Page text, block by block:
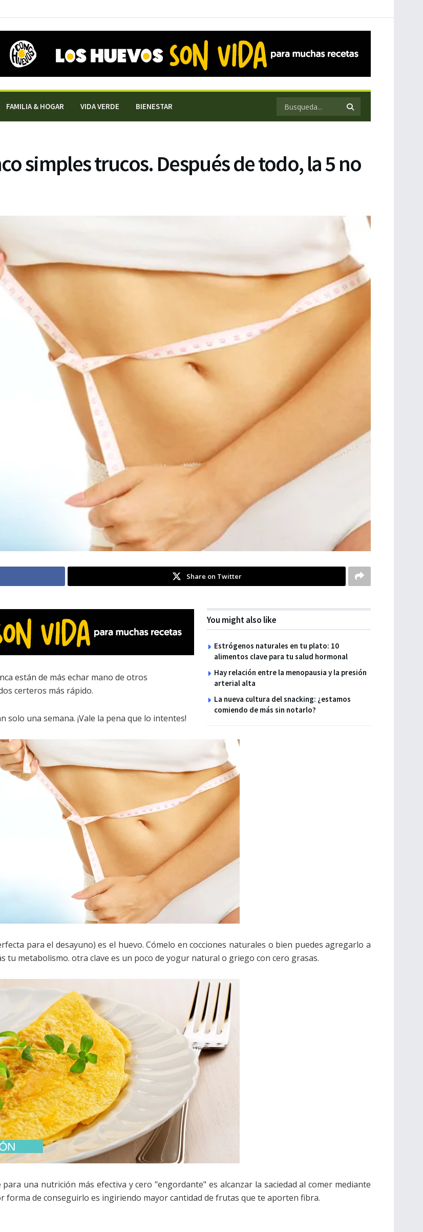
FAMILIA & HOGAR VIDA VERDE BIENESTAR
simples trucos. Después de todo, la 5 no
Share on Twitter
You might also like
Estrógenos naturales en tu plato: 10
alimentos clave para tu salud hormonal
Hay relación entre la menopausia y la presión
arterial alta
La nueva cultura del snacking: ¿estamos
comiendo de más sin notarlo?
están de más echar mano de otros
certeros más rápido.
solo una semana. ¡Vale la pena que lo intentes!
para el desayuno) es el huevo. Cómelo en cocciones naturales o bien puedes agregarlo a
tu metabolismo. otra clave es un poco de yogur natural o griego con cero grasas.
para una nutrición más efectiva y cero "engordante" es alcanzar la saciedad al comer mediante
forma de conseguirlo es ingiriendo mayor cantidad de frutas que te aporten fibra.